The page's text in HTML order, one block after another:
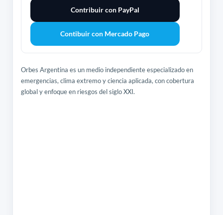
Contribuir con PayPal
Contibuir con Mercado Pago
Orbes Argentina es un medio independiente especializado en
emergencias, clima extremo y ciencia aplicada, con cobertura
global y enfoque en riesgos del siglo XXI.